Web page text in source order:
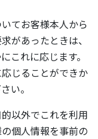
てお客様本人から
があったときは、
これに応じます。
じることができか
い。
以外でこれを利用
個人情報を事前の